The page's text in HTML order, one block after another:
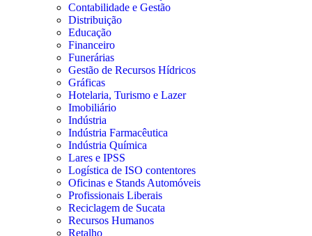
Contabilidade e Gestão
Distribuição
Educação
Financeiro
Funerárias
Gestão de Recursos Hídricos
Gráficas
Hotelaria, Turismo e Lazer
Imobiliário
Indústria
Indústria Farmacêutica
Indústria Química
Lares e IPSS
Logística de ISO contentores
Oficinas e Stands Automóveis
Profissionais Liberais
Reciclagem de Sucata
Recursos Humanos
Retalho